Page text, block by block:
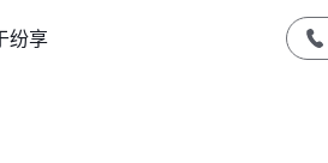
纷享